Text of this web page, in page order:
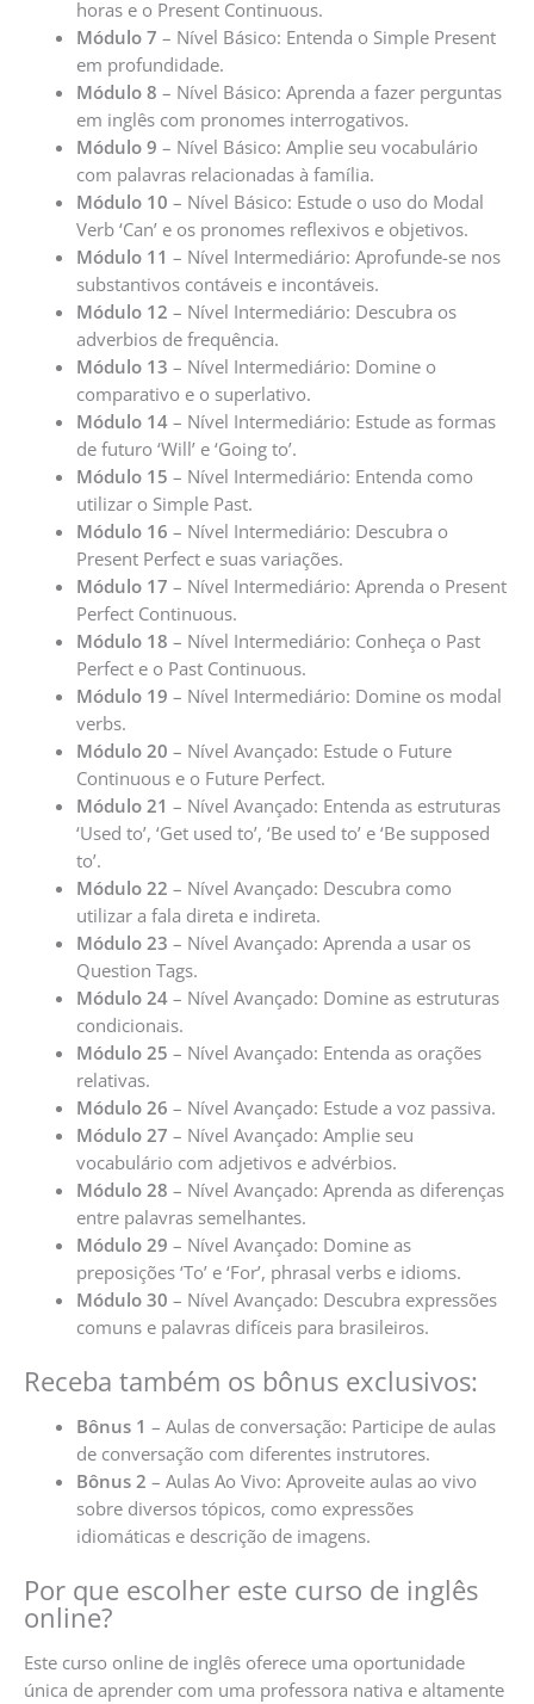
horas e o Present Continuous.
Módulo 7 – Nível Básico: Entenda o Simple Present
em profundidade.
Módulo 8 – Nível Básico: Aprenda a fazer perguntas
em inglês com pronomes interrogativos.
Módulo 9 – Nível Básico: Amplie seu vocabulário
com palavras relacionadas à família.
Módulo 10 – Nível Básico: Estude o uso do Modal
Verb ‘Can’ e os pronomes reflexivos e objetivos.
Módulo 11 – Nível Intermediário: Aprofunde-se nos
substantivos contáveis e incontáveis.
Módulo 12 – Nível Intermediário: Descubra os
adverbios de frequência.
Módulo 13 – Nível Intermediário: Domine o
comparativo e o superlativo.
Módulo 14– Nível Intermediário: Estude as formas
de futuro ‘Will’ e ‘Going to’.
Módulo 15 – Nível Intermediário: Entenda como
utilizar o Simple Past.
Módulo 16 – Nível Intermediário: Descubra o
Present Perfect e suas variações.
Módulo 17 – Nível Intermediário: Aprenda o Present
Perfect Continuous.
Módulo 18 – Nível Intermediário: Conheça o Past
Perfect e o Past Continuous.
Módulo 19 – Nível Intermediário: Domine os modal
verbs.
Módulo 20 – Nível Avançado: Estude o Future
Continuous e o Future Perfect.
Módulo 21 – Nível Avançado: Entenda as estruturas
‘Used to’, ‘Get used to’, ‘Be used to’ e ‘Be supposed
to’.
Módulo 22 – Nível Avançado: Descubra como
utilizar a fala direta e indireta.
Módulo 23 – Nível Avançado: Aprenda a usar os
Question Tags.
Módulo 24– Nível Avançado: Domine as estruturas
condicionais.
Módulo 25 – Nível Avançado: Entenda as orações
relativas.
Módulo 26 – Nível Avançado: Estude a voz passiva.
Módulo 27 – Nível Avançado: Amplie seu
vocabulário com adjetivos e advérbios.
Módulo 28 – Nível Avançado: Aprenda as diferenças
entre palavras semelhantes.
Módulo 29 – Nível Avançado: Domine as
preposições ‘To’ e ‘For’, phrasal verbs e idioms.
Módulo 30 – Nível Avançado: Descubra expressões
comuns e palavras difíceis para brasileiros.
Receba também os bônus exclusivos:
Bônus 1 – Aulas de conversação: Participe de aulas
de conversação com diferentes instrutores.
Bônus 2 – Aulas Ao Vivo: Aproveite aulas ao vivo
sobre diversos tópicos, como expressões
idiomáticas e descrição de imagens.
Por que escolher este curso de inglês
online?
Este curso online de inglês oferece uma oportunidade
única de aprender com uma professora nativa e altamente